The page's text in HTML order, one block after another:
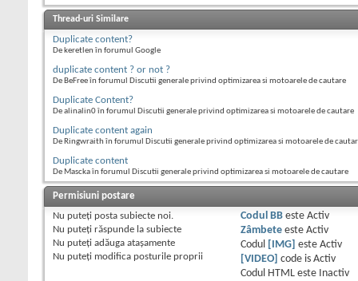
Thread-uri Similare
Duplicate content?
De keretlen în forumul Google
duplicate content ? or not ?
De BeFree în forumul Discutii generale privind optimizarea si motoarele de cautare
Duplicate Content?
De alinalin0 în forumul Discutii generale privind optimizarea si motoarele de cautare
Duplicate content again
De Ringwraith în forumul Discutii generale privind optimizarea si motoarele de
Duplicate content
De Mascka în forumul Discutii generale privind optimizarea si motoarele de cautare
Permisiuni postare
Nu puteţi posta subiecte noi.
Nu puteţi răspunde la subiecte
Nu puteţi adăuga ataşamente
Nu puteţi modifica posturile proprii
Codul BBeste Activ
Zâmbeteeste Activ
Codul
[IMG] este Activ
[VIDEO] code is Activ
Codul HTML este
Inactiv